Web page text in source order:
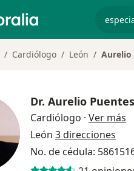
Cardiólogo León Aurelio
Dr. Aurelio
Cardiólogo · Ver más
León 3 direcciones
No. de cédula: